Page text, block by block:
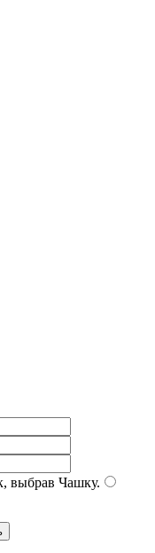
выбрав Чашку.